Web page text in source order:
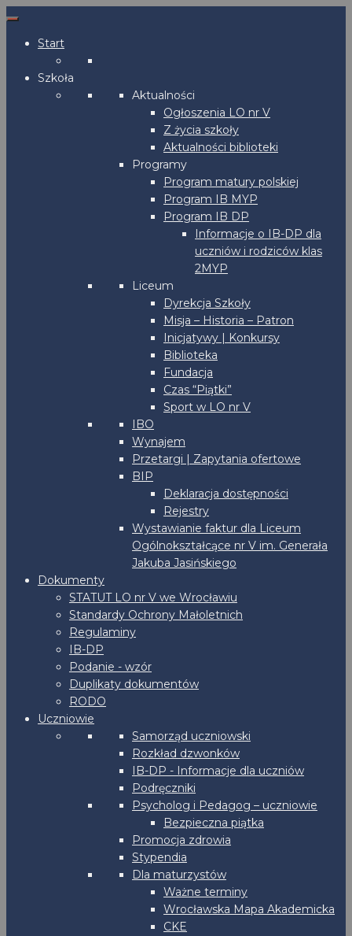
Start
Szkoła
Aktualności
Ogłoszenia LO nr V
Z życia szkoły
Aktualności biblioteki
Programy
Program matury polskiej
Program IB MYP
Program IB DP
Informacje o IB-DP dla
uczniów i rodziców klas
2MYP
Liceum
Dyrekcja Szkoły
Misja – Historia – Patron
Inicjatywy | Konkursy
Biblioteka
Fundacja
Czas “Piątki”
Sport w LO nr V
IBO
Wynajem
Przetargi | Zapytania ofertowe
BIP
Deklaracja dostępności
Rejestry
Wystawianie faktur dla Liceum
Ogólnokształcące nr V im. Generała
Jakuba Jasińskiego
Dokumenty
STATUT LO nr V we Wrocławiu
Standardy Ochrony Małoletnich
Regulaminy
IB-DP
Podanie - wzór
Duplikaty dokumentów
RODO
Uczniowie
Samorząd uczniowski
Rozkład dzwonków
IB-DP - Informacje dla uczniów
Podręczniki
Psycholog i Pedagog – uczniowie
Bezpieczna piątka
Promocja zdrowia
Stypendia
Dla maturzystów
Ważne terminy
Wrocławska Mapa Akademicka
CKE